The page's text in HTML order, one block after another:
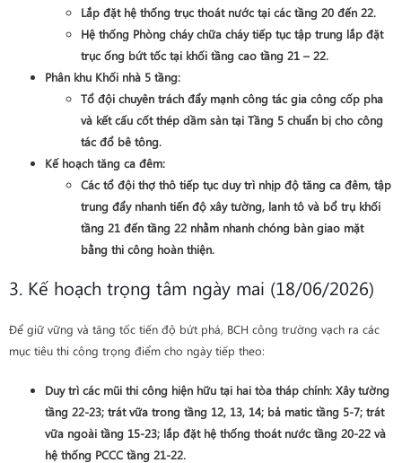
Lắp đặt hệ thống trục thoát nước tại các tầng 20 đến 22.
Hệ thống Phòng cháy chữa cháy tiếp tục tập trung lắp đặt
trục ống bứt tốc tại khối tầng cao tầng 21 – 22.
Phân khu Khối nhà 5 tầng:
Tổ đội chuyên trách đẩy mạnh công tác gia công cốp pha
và kết cấu cốt thép dầm sàn tại Tầng 5 chuẩn bị cho công
tác đổ bê tông.
Kế hoạch tăng ca đêm:
Các tổ đội thợ thô tiếp tục duy trì nhịp độ tăng ca đêm, tập
trung đẩy nhanh tiến độ xây tường, lanh tô và bổ trụ khối
tầng 21 đến tầng 22 nhằm nhanh chóng bàn giao mặt
bằng thi công hoàn thiện.
3. Kế hoạch trọng tâm ngày mai (18/06/2026)
Để giữ vững và tăng tốc tiến độ bứt phá, BCH công trường vạch ra các
mục tiêu thi công trọng điểm cho ngày tiếp theo:
Duy trì các mũi thi công hiện hữu tại hai tòa tháp chính: Xây tường
tầng 22-23; trát vữa trong tầng 12, 13, 14; bả matic tầng 5-7; trát
vữa ngoài tầng 15-23; lắp đặt hệ thống thoát nước tầng 20-22 và
hệ thống PCCC tầng 21-22.